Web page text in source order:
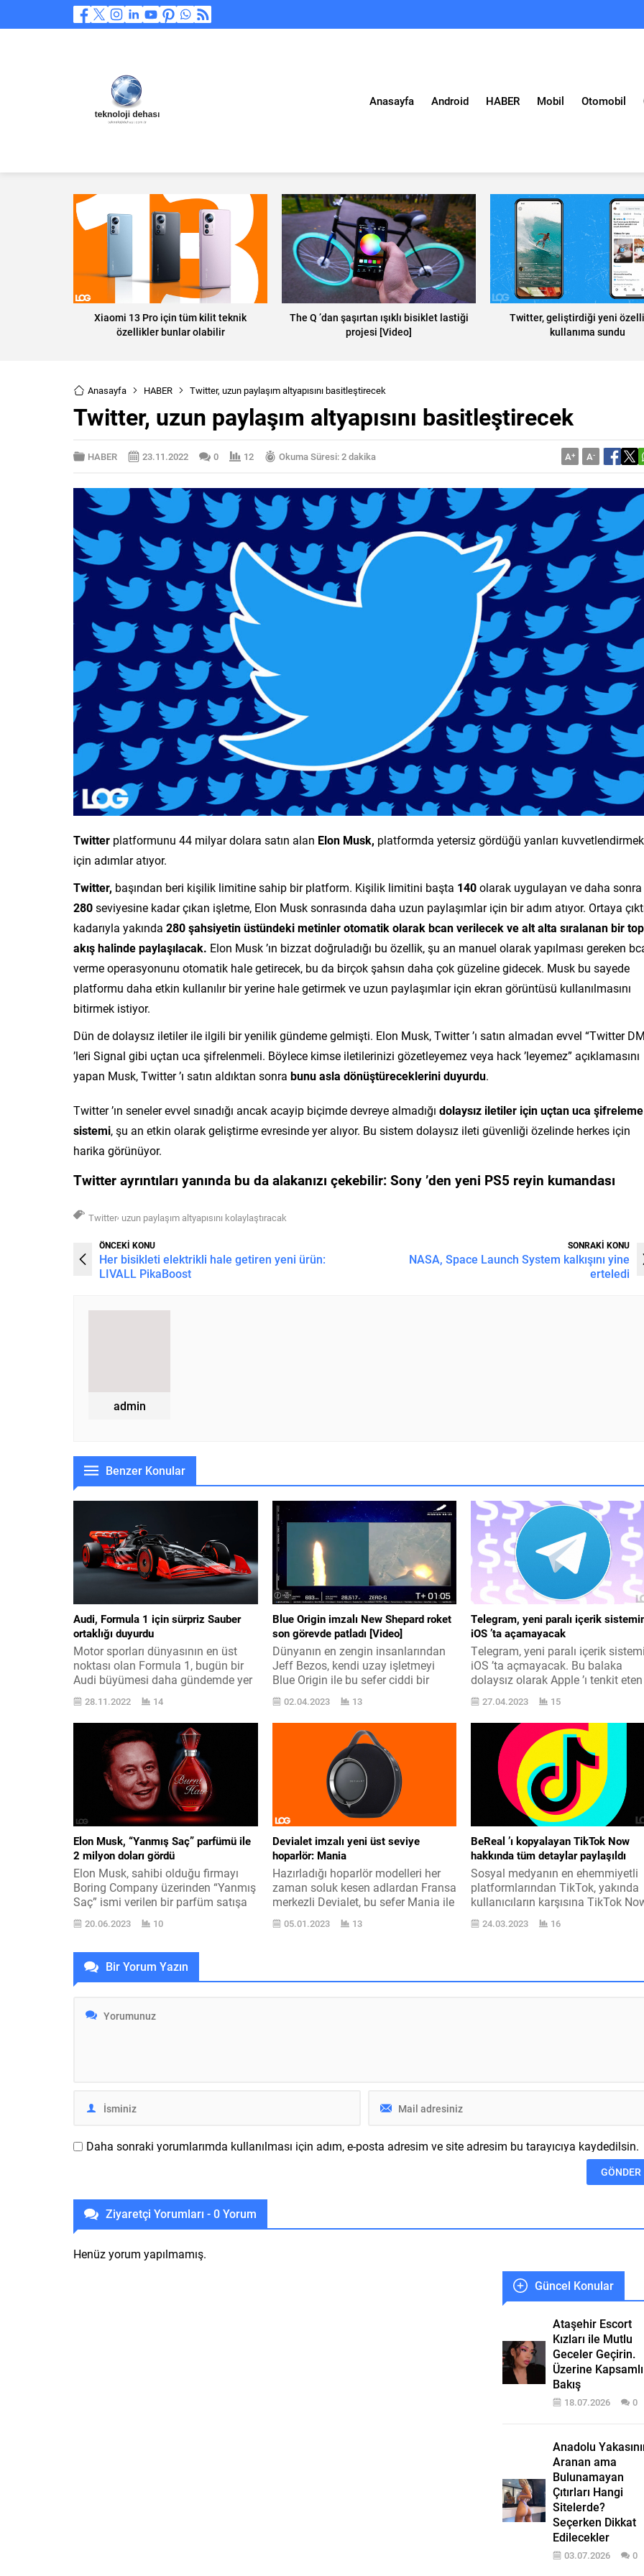
Anasayfa Android HABER Mobil Otomobil
Xiaomi 13 Pro için tüm kilit teknik
özellikler bunlar olabilir
The Q ’dan şaşırtan ışıklı bisiklet lastiği
projesi [Video]
Twitter, geliştirdiği yeni
kullanıma sundu
Anasayfa HABER Twitter, uzun paylaşım altyapısını basitleştirecek
Twitter, uzun paylaşım altyapısını basitleştirecek
HABER 23.11.2022 0 12 Okuma Süresi: 2 dakika A+ A-
Twitter platformunu 44 milyar dolara satın alan Elon Musk, platformda yetersiz gördüğü yanları kuvvetlendirmek
için adımlar atıyor.
Twitter, başından beri kişilik limitine sahip bir platform. Kişilik limitini başta 140olarak uygulayan ve daha sonra
280seviyesine kadar çıkan işletme, Elon Musk sonrasında daha uzun paylaşımlar için bir adım atıyor. Ortaya
kadarıyla yakında 280 şahsiyetin üstündeki metinler otomatik olarak bcan verilecek ve alt alta sıralanan bir
akış halinde paylaşılacak. Elon Musk ’ın bizzat doğruladığı bu özellik, şu an manuel olarak yapılması gereken
verme operasyonunu otomatik hale getirecek, bu da birçok şahsın daha çok güzeline gidecek. Musk bu sayede
platformu daha etkin kullanılır bir yerine hale getirmek ve uzun paylaşımlar için ekran görüntüsü kullanılmasını
bitirmek istiyor.
Dün de dolaysız iletiler ile ilgili bir yenilik gündeme gelmişti. Elon Musk, Twitter ’ı satın almadan evvel “Twitter DM
’leri Signal gibi uçtan uca şifrelenmeli. Böylece kimse iletilerinizi gözetleyemez veya hack ’leyemez” açıklamasını
yapan Musk, Twitter ’ı satın aldıktan sonra bunu asla dönüştüreceklerini duyurdu.
Twitter ’ın seneler evvel sınadığı ancak acayip biçimde devreye almadığı dolaysız iletiler için uçtan uca şifreleme
sistemi, şu an etkin olarak geliştirme evresinde yer alıyor. Bu sistem dolaysız ileti güvenliği özelinde herkes için
harika görünüyor.
Twitter ayrıntıları yanında bu da alakanızı çekebilir: Sony ’den yeni PS5 reyin kumandası
Twitter, uzun paylaşım altyapısını kolaylaştıracak
ÖNCEKİ KONU
Her bisikleti elektrikli hale getiren yeni ürün:
LIVALL PikaBoost
SONRAKİ KONU
NASA, Space Launch System kalkışını yine
erteledi
admin
Benzer Konular
Audi, Formula 1 için sürpriz Sauber
ortaklığı duyurdu
Motor sporları dünyasının en üst
noktası olan Formula 1, bugün bir
Audi büyümesi daha gündemde yer
alıyor. Formula 1 içerisinde
bildiğiniz üzere şu an çok rakamda
değişik otomobil markası çaba
veriyor. Bunlar arasına 2026
itibarıyla Alman otomobil devi Audi
de katılacak. Bu balaka geçtiğimiz
aylarda gelmiş ve aslında bu çok
büyük...
28.11.2022 14
Blue Origin imzalı New Shepard roket
son görevde patladı [Video]
Dünyanın en zengin insanlarından
Jeff Bezos, kendi uzay işletmeyi
Blue Origin ile bu sefer ciddi bir
sorun yaşadı. Özel uzay işletmeyi
Blue Origin, bugün NS-23
misyonuna çıktı. Bu misyonda New
Shepard roket modeli kullanıldı ve
pespaye dünya yörüngesine değişik
yükler çıkarılması kastedildi. Fakat
işletme bu misyonda başarılı
olamadı ve New...
02.04.2023 13
Telegram, yeni paralı içerik
iOS ’ta açamayacak
Telegram, yeni paralı içerik
iOS ’ta açmayacak. Bu balaka
dolaysız olarak Apple ’ı tenkit eten
Telegram ’ın başındaki ad Pavel
Durov‘dan geldi. Telegram, bir
müddettir içerik üreticilerin
uygulama içerisinde para
kazanması için bir sistem test
ediyordu. Bu sistem ile şahısların
ileti gruplarında içerik satması
amaçlanıyordu. Bu altyapıda sevk
edilen bir...
27.04.2023 15
Elon Musk, “Yanmış Saç” parfümü ile
2 milyon doları gördü
Elon Musk, sahibi olduğu firmayı
Boring Company üzerinden “Yanmış
Saç” ismi verilen bir parfüm satışa
sunmuştu. Boring Company
işletmesi üzerinden satışa çıkarılan
Elon Musk tarafından yapılan
açıklamaya göre 20 bin satış
sayısını geride bıraktı. Satış sayfası
parfümden dün 10 bin...
20.06.2023 10
Devialet imzalı yeni üst seviye
hoparlör: Mania
Hazırladığı hoparlör modelleri her
zaman soluk kesen adlardan Fransa
merkezli Devialet, bu sefer Mania ile
karşımızda yer alıyor. Devialet, ses
teknolojileri mevzusunda netlikle
05.01.2023 13
BeReal ’ı kopyalayan TikTok Now
hakkında tüm detaylar paylaşıldı
Sosyal medyanın en ehemmiyetli
platformlarından TikTok, yakında
kullanıcıların karşısına TikTok
formatı ile çıkacak. Son yarıyılda
popülerliği artan BeReal, kaçıranlar
24.03.2023 16
Bir Yorum Yazın
Daha sonraki yorumlarımda kullanılması için adım, e-posta adresim ve site adresim bu tarayıcıya kaydedilsin.
Ziyaretçi Yorumları - 0 Yorum
Henüz yorum yapılmamış.
Güncel Konular
Ataşehir Escort
Kızları ile Mutlu
Geceler Geçirin.
Üzerine Kapsamlı
Bakış
18.07.2026 0
Anadolu
Aranan ama
Bulunamayan
Çıtırları Hangi
Sitelerde?
Seçerken Dikkat
Edilecekler
03.07.2026 0